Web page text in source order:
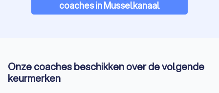
coaches in Musselkanaal
Onze coaches beschikken over de volgende
keurmerken